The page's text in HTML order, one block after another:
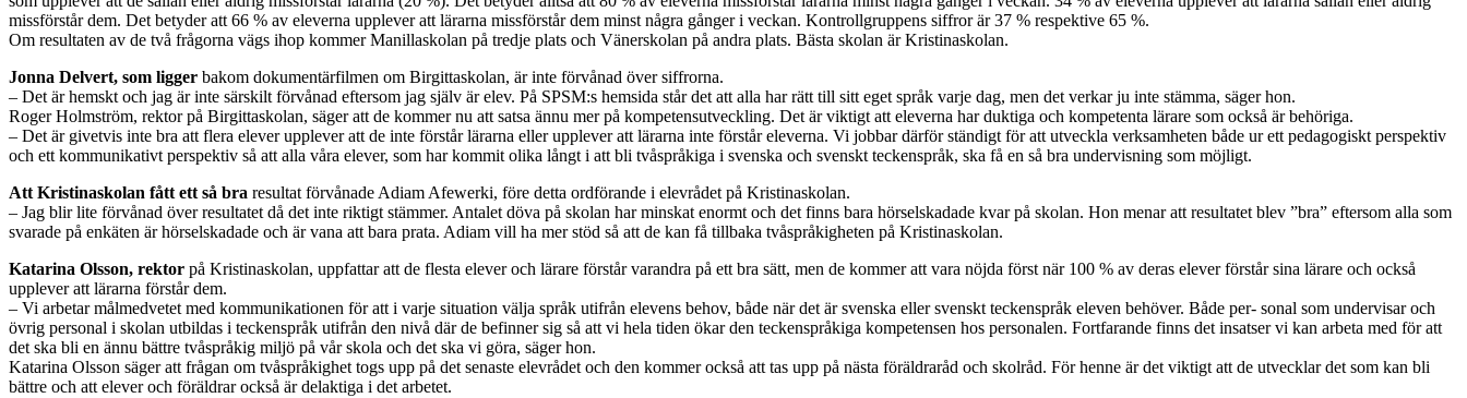
missförstår dem. Det betyder att 66 % av eleverna upplever att lärarna missförstår dem minst några gånger i veckan. Kontrollgruppens siffror är 37 % respektive 65 %.
Om resultaten av de två frågorna vägs ihop kommer Manillaskolan på tredje plats och Vänerskolan på andra plats. Bästa skolan är Kristinaskolan.
Jonna Delvert, som ligger bakom dokumentärfilmen om Birgittaskolan, är inte förvånad över siffrorna.
– Det är hemskt och jag är inte särskilt förvånad eftersom jag själv är elev. På SPSM:s hemsida står det att alla har rätt till sitt eget språk varje dag, men det verkar ju inte stämma, säger hon.
Roger Holmström, rektor på Birgittaskolan, säger att de kommer nu att satsa ännu mer på kompetensutveckling. Det är viktigt att eleverna har duktiga och kompetenta lärare som också är behöriga.
– Det är givetvis inte bra att flera elever upplever att de inte förstår lärarna eller upplever att lärarna inte förstår eleverna. Vi jobbar därför ständigt för att utveckla verksamheten både ur ett pedagogiskt perspektiv
och ett kommunikativt perspektiv så att alla våra elever, som har kommit olika långt i att bli tvåspråkiga i svenska och svenskt teckenspråk, ska få en så bra undervisning som möjligt.
Att Kristinaskolan fått ett så bra resultat förvånade Adiam Afewerki, före detta ordförande i elevrådet på Kristinaskolan.
– Jag blir lite förvånad över resultatet då det inte riktigt stämmer. Antalet döva på skolan har minskat enormt och det finns bara hörselskadade kvar på skolan. Hon menar att resultatet blev ”bra” eftersom alla som
svarade på enkäten är hörselskadade och är vana att bara prata. Adiam vill ha mer stöd så att de kan få tillbaka tvåspråkigheten på Kristinaskolan.
Katarina Olsson, rektor på Kristinaskolan, uppfattar att de flesta elever och lärare förstår varandra på ett bra sätt, men de kommer att vara nöjda först när 100 % av deras elever förstår sina lärare och också
upplever att lärarna förstår dem.
– Vi arbetar målmedvetet med kommunikationen för att i varje situation välja språk utifrån elevens behov, både när det är svenska eller svenskt teckenspråk eleven behöver. Både per- sonal som undervisar och
övrig personal i skolan utbildas i teckenspråk utifrån den nivå där de befinner sig så att vi hela tiden ökar den teckenspråkiga kompetensen hos personalen. Fortfarande finns det insatser vi kan arbeta med för att
det ska bli en ännu bättre tvåspråkig miljö på vår skola och det ska vi göra, säger hon.
Katarina Olsson säger att frågan om tvåspråkighet togs upp på det senaste elevrådet och den kommer också att tas upp på nästa föräldraråd och skolråd. För henne är det viktigt att de utvecklar det som kan bli
bättre och att elever och föräldrar också är delaktiga i det arbetet.